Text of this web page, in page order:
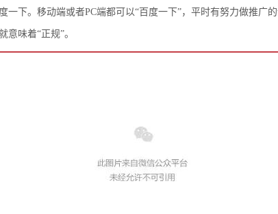
下。移动端或者PC端都可以“百度一下”，平时有努力做推广
味着“正规”。